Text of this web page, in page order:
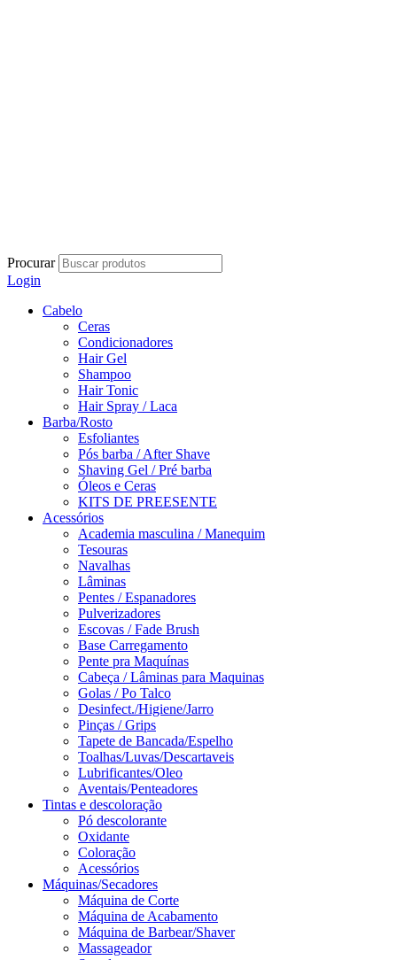
Procurar
Login
Cabelo
Ceras
Condicionadores
Hair Gel
Shampoo
Hair Tonic
Hair Spray / Laca
Barba/Rosto
Esfoliantes
Pós barba / After Shave
Shaving Gel / Pré barba
Óleos e Ceras
KITS DE PREESENTE
Acessórios
Academia masculina / Manequim
Tesouras
Navalhas
Lâminas
Pentes / Espanadores
Pulverizadores
Escovas / Fade Brush
Base Carregamento
Pente pra Maquínas
Cabeça / Lâminas para Maquinas
Golas / Po Talco
Desinfect./Higiene/Jarro
Pinças / Grips
Tapete de Bancada/Espelho
Toalhas/Luvas/Descartaveis
Lubrificantes/Oleo
Aventais/Penteadores
Tintas e descoloração
Pó descolorante
Oxidante
Coloração
Acessórios
Máquinas/Secadores
Máquina de Corte
Máquina de Acabamento
Máquina de Barbear/Shaver
Massageador